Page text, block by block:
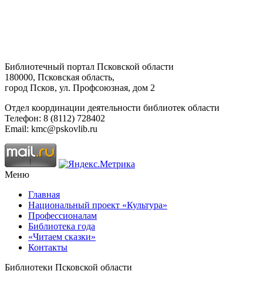
Библиотечный портал Псковской области
180000, Псковская область,
город Псков, ул. Профсоюзная, дом 2
Отдел координации деятельности библиотек области
Телефон: 8 (8112) 728402
Email: kmc@pskovlib.ru
Меню
Главная
Национальный проект «Культура»
Профессионалам
Библиотека года
«Читаем сказки»
Контакты
Библиотеки Псковской области